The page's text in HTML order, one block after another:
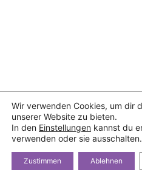
Wir verwenden Cookies, um dir
unserer Website zu bieten.
In den Einstellungen kannst du
verwenden oder sie ausschalten.
Zustimmen Ablehnen